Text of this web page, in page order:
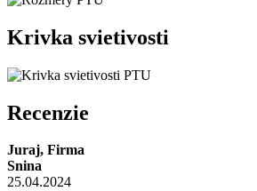
Krivka svietivosti
Recenzie
Juraj, Firma
Snina
25.04.2024